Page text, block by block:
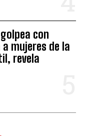
con
mujeres de la
revela